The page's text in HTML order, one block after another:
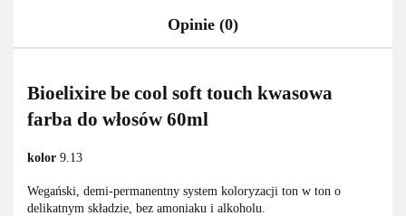
Opinie (0)
Bioelixire be cool soft touch kwasowa
farba do włosów 60ml
kolor 9.13
Wegański, demi-permanentny system koloryzacji ton w ton o
delikatnym składzie, bez amoniaku i alkoholu.